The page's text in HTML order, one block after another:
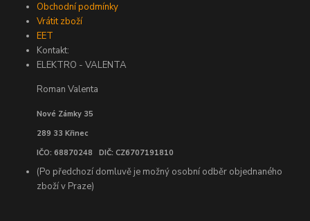
Obchodní podmínky
Vrátit zboží
EET
Kontakt:
ELEKTRO - VALENTA
Roman Valenta
Nové Zámky 35
289 33 Křinec
IČO: 68870248 DIČ: CZ6707191810
(Po předchozí domluvě je možný osobní odběr objednaného
zboží v Praze)